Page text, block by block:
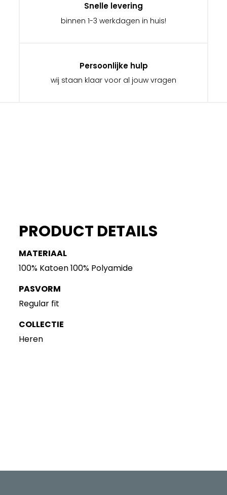
Snelle levering
binnen 1-3 werkdagen in huis!
Persoonlijke hulp
wij staan klaar voor al jouw vragen
PRODUCT DETAILS
MATERIAAL
100% Katoen 100% Polyamide
PASVORM
Regular fit
COLLECTIE
Heren